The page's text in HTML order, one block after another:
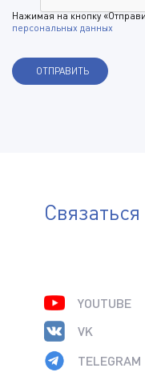
Нажимая на кнопку
персональных данных
YOUTUBE
VK
TELEGRAM